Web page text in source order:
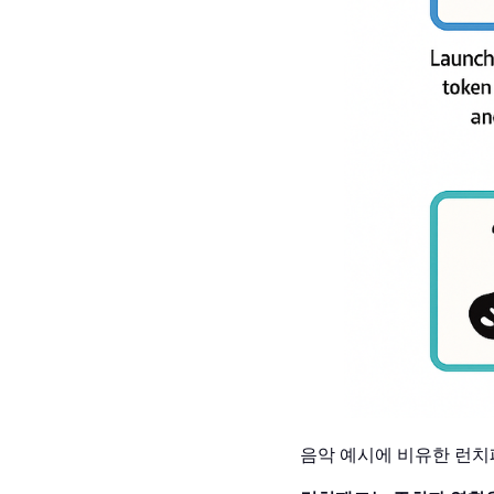
음악 예시에 비유한 런